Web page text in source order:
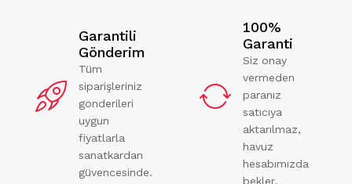
Garantili
Gönderim
Tüm
siparişleriniz
gönderileri
uygun
fiyatlarla
sanatkardan
güvencesinde.
100%
Garanti
Siz onay
vermeden
paranız
satıcıya
aktarılmaz,
havuz
hesabımızda
bekler.